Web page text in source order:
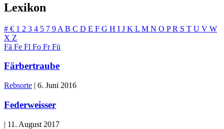
Lexikon
# € 1 2 3 4 5 7 9 A B C D E F G H I J K L M N O PR S T U V W
X Z
Fä Fe Fl Fo FrFü
Färbertraube
Rebsorte | 6. Juni 2016
Federweisser
| 11. August 2017